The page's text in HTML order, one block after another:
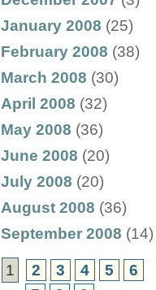
January 2008 (25)
February 2008 (38)
March 2008 (30)
April 2008 (32)
May 2008 (36)
June 2008 (20)
July 2008 (20)
August 2008 (36)
September 2008 (14)
1 2 3 4 5
6